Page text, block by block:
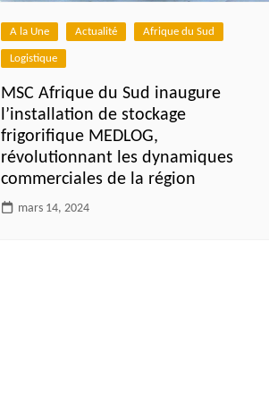
Djibouti
Ethiopie
Gabon
Gambie
A la Une Actualité Afrique du Sud
Logistique
MSC Afrique du Sud inaugure
l’installation de stockage
frigorifique MEDLOG,
révolutionnant les dynamiques
commerciales de la région
mars 14, 2024